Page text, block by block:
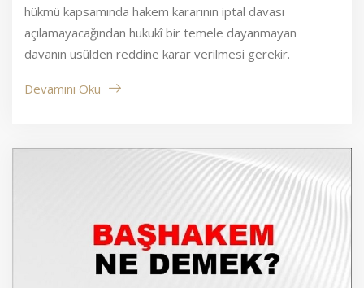
hükmü kapsamında hakem kararının iptal davası
açılamayacağından hukukî bir temele dayanmayan
davanın usûlden reddine karar verilmesi gerekir.
Devamını Oku